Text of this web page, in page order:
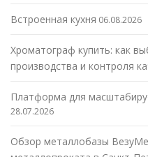
Встроенная кухня 06.08.2026
Хроматограф купить: как
производства и контроля
Платформа для
28.07.2026
Обзор металлобазы